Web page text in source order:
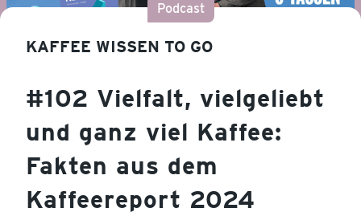
Podcast
KAFFEE WISSEN TO GO
#102 Vielfalt, vielgeliebt
und ganz viel Kaffee:
Fakten aus dem
Kaffeereport 2024